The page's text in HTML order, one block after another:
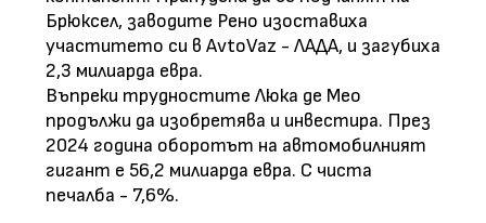
Брюксел, заводите Рено изоставиха
участитето си в AvtoVaz - ЛАДА, и загубиха
2,3 милиарда евра.
Въпреки трудностите Люка де Мео
продължи да изобретява и инвестира. През
2024 година оборотът на автомобилният
гигант е 56,2 милиарда евра. С чиста
печалба - 7,6%.